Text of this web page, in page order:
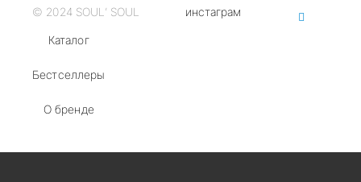
000,00 ₽.
© 2024 SOUL’ SOUL инстаграм
Каталог
Бестселлеры
О бренде